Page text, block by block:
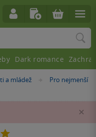
a mládež »Pro nejmenší
Dark romance